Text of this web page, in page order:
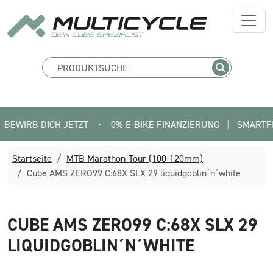
DICH JETZT • 0% E-BIKE FINANZIERUNG   |   SMARTFIT
Startseite
MTB Marathon-Tour (100-120mm)
Cube AMS ZERO99 C:68X SLX 29 liquidgoblin´n´white
CUBEAMS ZERO99 C:68X SLX 29
LIQUIDGOBLIN´N´WHITE